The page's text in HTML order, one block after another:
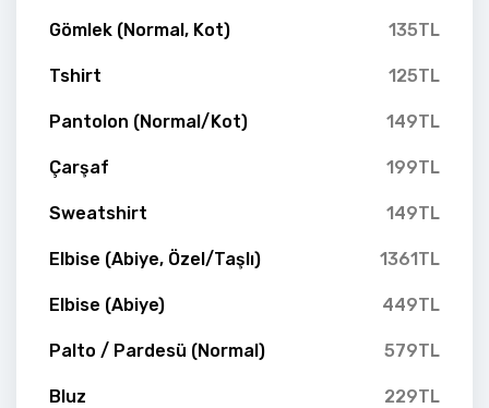
Gömlek (Normal, Kot) 135TL
Tshirt 125TL
Pantolon (Normal/Kot) 149TL
Çarşaf 199TL
Sweatshirt 149TL
Elbise (Abiye, Özel/Taşlı) 1361TL
Elbise (Abiye) 449TL
Palto / Pardesü (Normal) 579TL
Bluz 229TL